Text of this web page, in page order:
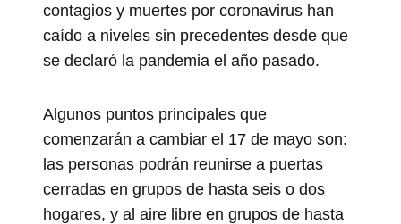
contagios y muertes por coronavirus han
caído a niveles sin precedentes desde que
se declaró la pandemia el año pasado.
Algunos puntos principales que
comenzarán a cambiar el 17 de mayo son:
las personas podrán reunirse a puertas
cerradas en grupos de hasta seis o dos
hogares, y al aire libre en grupos de hasta